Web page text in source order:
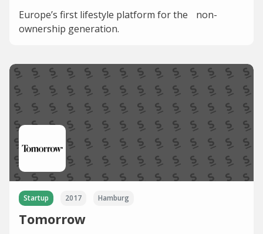
Europe’s first lifestyle platform for the non-
ownership generation.
Startup 2017 Hamburg
Tomorrow